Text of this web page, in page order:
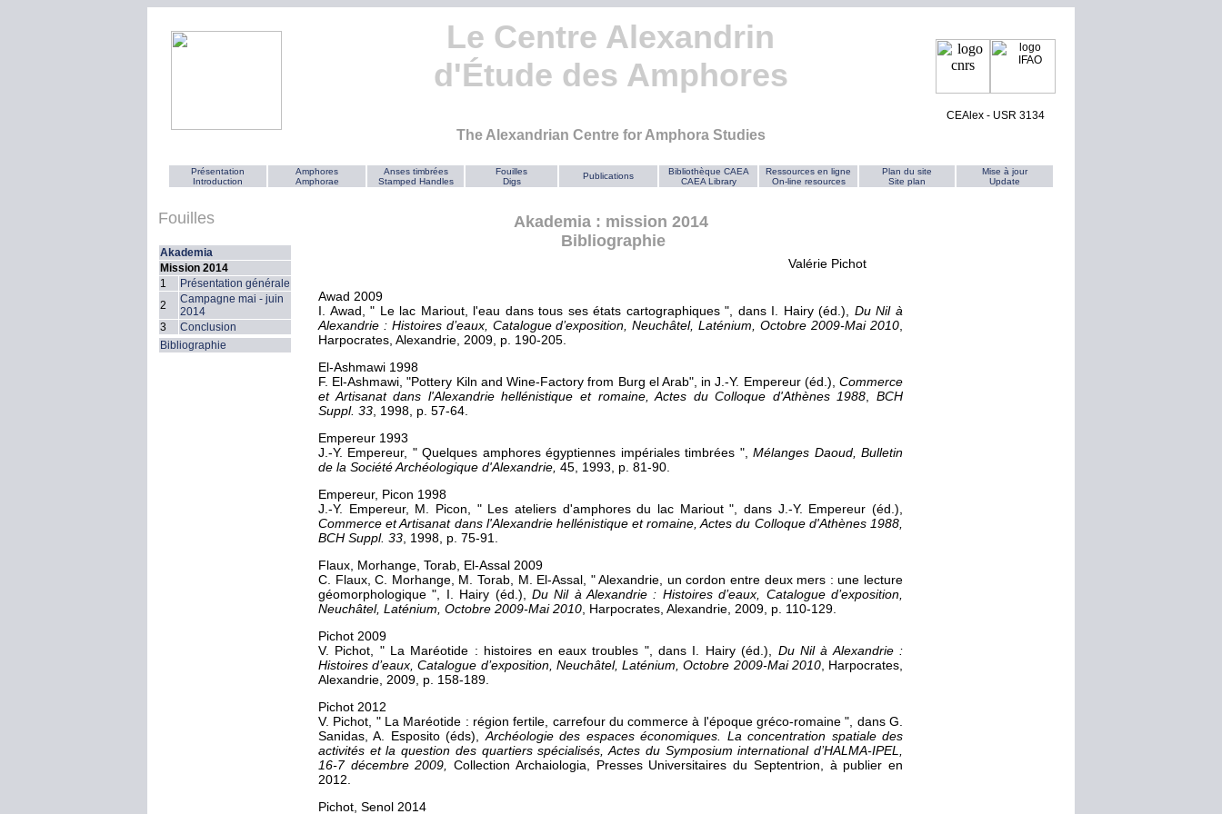
Le Centre Alexandrin
d'Étude des Amphores
The Alexandrian Centre for Amphora Studies
CEAlex - USR 3134
Présentation
Introduction
Amphores
Amphorae
Anses timbrées
Stamped Handles
Fouilles
Digs
Publications
Bibliothèque CAEA
CAEA Library
Ressources en ligne
On-line resources
Plan du site
Site plan
Mise à jour
Update
Fouilles
Akademia
Mission 2014
1
Présentation générale
2
Campagne mai - juin
2014
3
Conclusion
Bibliographie
Akademia : mission 2014
Bibliographie
Valérie Pichot
Awad 2009
I. Awad, " Le lac Mariout, l'eau dans tous ses états cartographiques ", dans I. Hairy (éd.), Du Nil à
Alexandrie : Histoires d’eaux, Catalogue d’exposition, Neuchâtel, Laténium, Octobre 2009-Mai 2010
Harpocrates, Alexandrie, 2009, p. 190-205.
El-Ashmawi 1998
F. El-Ashmawi, "Pottery Kiln and Wine-Factory from Burg el Arab", in J.-Y. Empereur (éd.), Commerce
et Artisanat dans l'Alexandrie hellénistique et romaine, Actes du Colloque d'Athènes 1988 ,BCH
Suppl. 33 , 1998, p. 57-64.
Empereur 1993
J.-Y. Empereur, " Quelques amphores égyptiennes impériales timbrées ",Mélanges Daoud, Bulletin
de la Société Archéologique d'Alexandrie, 45, 1993, p. 81-90.
Empereur, Picon 1998
J.-Y. Empereur, M. Picon, " Les ateliers d'amphores du lac Mariout ", dans J.-Y. Empereur (éd.),
Commerce et Artisanat dans l'Alexandrie hellénistique et romaine, Actes du Colloque d'Athènes 1988,
BCH Suppl. 33 , 1998, p. 75-91.
Flaux, Morhange, Torab, El-Assal 2009
C. Flaux, C. Morhange, M. Torab, M. El-Assal, " Alexandrie, un cordon entre deux mers : une lecture
géomorphologique ", I. Hairy (éd.), Du Nil à Alexandrie : Histoires d’eaux, Catalogue d’exposition,
Neuchâtel, Laténium, Octobre 2009-Mai 2010 , Harpocrates, Alexandrie, 2009, p. 110-129.
Pichot 2009
V. Pichot, " La Maréotide : histoires en eaux troubles ", dans I. Hairy (éd.), Du Nil à Alexandrie :
Histoires d’eaux, Catalogue d’exposition, Neuchâtel, Laténium, Octobre 2009-Mai 2010, Harpocrates,
Alexandrie, 2009, p. 158-189.
Pichot 2012
V. Pichot, " La Maréotide : région fertile, carrefour du commerce à l'époque gréco-romaine ", dans G.
Sanidas, A. Esposito (éds), Archéologie des espaces économiques. La concentration spatiale des
activités et la question des quartiers spécialisés, Actes du Symposium international d’HALMA-IPEL
16-7 décembre 2009,Collection Archaiologia, Presses Universitaires du Septentrion, à publier en
2012.
Pichot, Senol 2014